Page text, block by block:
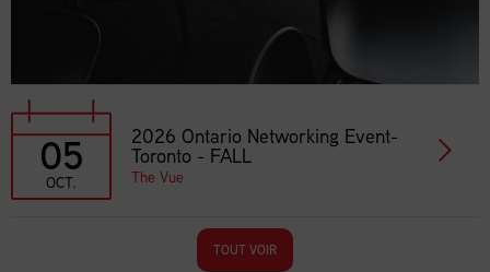
05
OCT.
2026 Ontario Networking Event-
Toronto - FALL
The Vue
TOUT VOIR